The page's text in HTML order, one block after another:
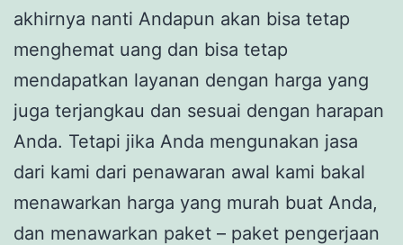
akhirnya nanti Andapun akan bisa tetap
menghemat uang dan bisa tetap
mendapatkan layanan dengan harga yang
juga terjangkau dan sesuai dengan harapan
Anda. Tetapi jika Anda mengunakan jasa
dari kami dari penawaran awal kami bakal
menawarkan harga yang murah buat Anda,
dan menawarkan paket – paket pengerjaan